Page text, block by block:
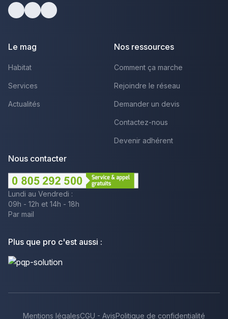
Le mag
Habitat
Services
Actualités
Nos ressources
Comment ça marche
Rejoindre le réseau
Demander un devis
Contactez-nous
Devenir adhérent
Nous contacter
Lundi au Vendredi :
09h - 12h et 14h - 18h
Par mail
Plus que pro c'est aussi :
Mentions légalesCGU - AvisPolitique de confidentialité